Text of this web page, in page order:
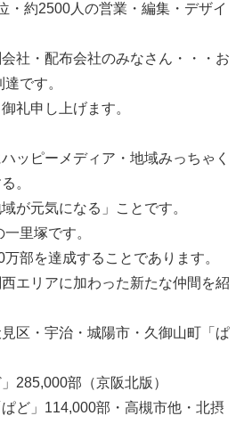
・約2500人の営業・編集・デザイ
社・配布会社のみなさん・・・お
です。
礼申し上げます。
ッピーメディア・地域みっちゃく
。
が元気になる」ことです。
里塚です。
部を達成することであります。
エリアに加わった新たな仲間を紹
区・宇治・城陽市・久御山町「ぱ
285,000部（京阪北版）
ど」114,000部・高槻市他・北摂